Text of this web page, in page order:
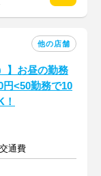
他の店舗
】お昼の勤務
円<50勤務で10
通費